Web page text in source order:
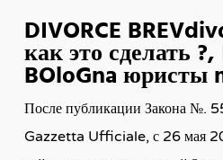
DIVORCE
как это сделать
BOloGna юристы
После публикации Закона №.
Gazzetta Ufficiale, с 26 мая